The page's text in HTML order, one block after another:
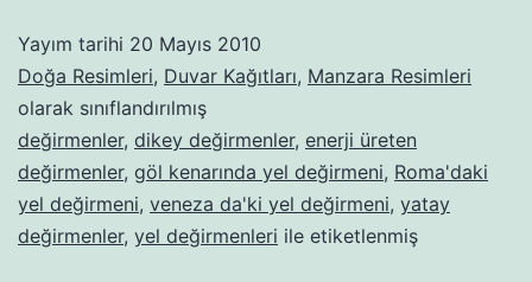
Yayım tarihi 20 Mayıs 2010
Doğa Resimleri, Duvar Kağıtları, Manzara Resimleri
olarak sınıflandırılmış
değirmenler, dikey değirmenler, enerji üreten
değirmenler, göl kenarında yel değirmeni, Roma'daki
yel değirmeni, veneza da'ki yel değirmeni, yatay
değirmenler, yel değirmenleri ile etiketlenmiş